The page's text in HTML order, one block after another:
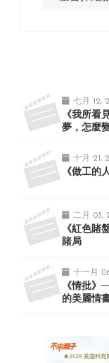
七月 12,
《我所看
夢，怎麼
十月 21,
《做工的
二月 03,
《紅色賭
賭局
十一月
《情批》
的美麗情